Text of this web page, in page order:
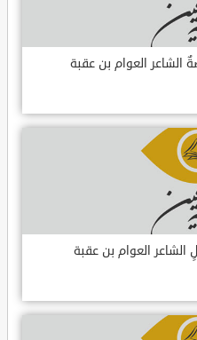
الشاعر العوام بن عقبة
العوام بن عقبة